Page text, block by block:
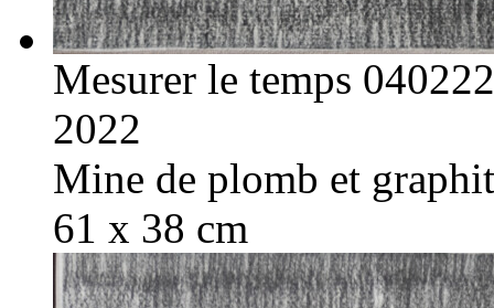
Mesurer le temps 040222
2022
Mine de plomb et
61 x 38 cm